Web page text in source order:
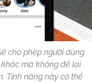
cho phép người dùng
mà không để lại
Tính năng này có thể